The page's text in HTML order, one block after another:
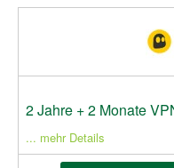
2 Jahre + 2 Monate
... mehr Details